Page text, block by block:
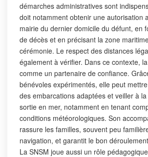
démarches administratives sont
doit notamment obtenir une autorisation
mairie du dernier domicile du défunt, en
de décès et en précisant la zone
cérémonie. Le respect des distances
également à vérifier. Dans ce contexte,
comme un partenaire de confiance.
bénévoles expérimentés, elle peut
des embarcations adaptées et veiller à
sortie en mer, notamment en tenant
conditions météorologiques. Son
rassure les familles, souvent peu
navigation, et garantit le bon
La SNSM joue aussi un rôle